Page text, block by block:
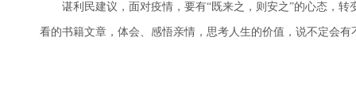
谌利民建议，面对疫情，要有“既来之，则安之”的心态，转
看的书籍文章，体会、感悟亲情，思考人生的价值，说不定会